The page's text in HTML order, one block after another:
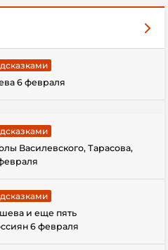
6 февраля
Василевского, Тарасова,
и еще пять
6 февраля